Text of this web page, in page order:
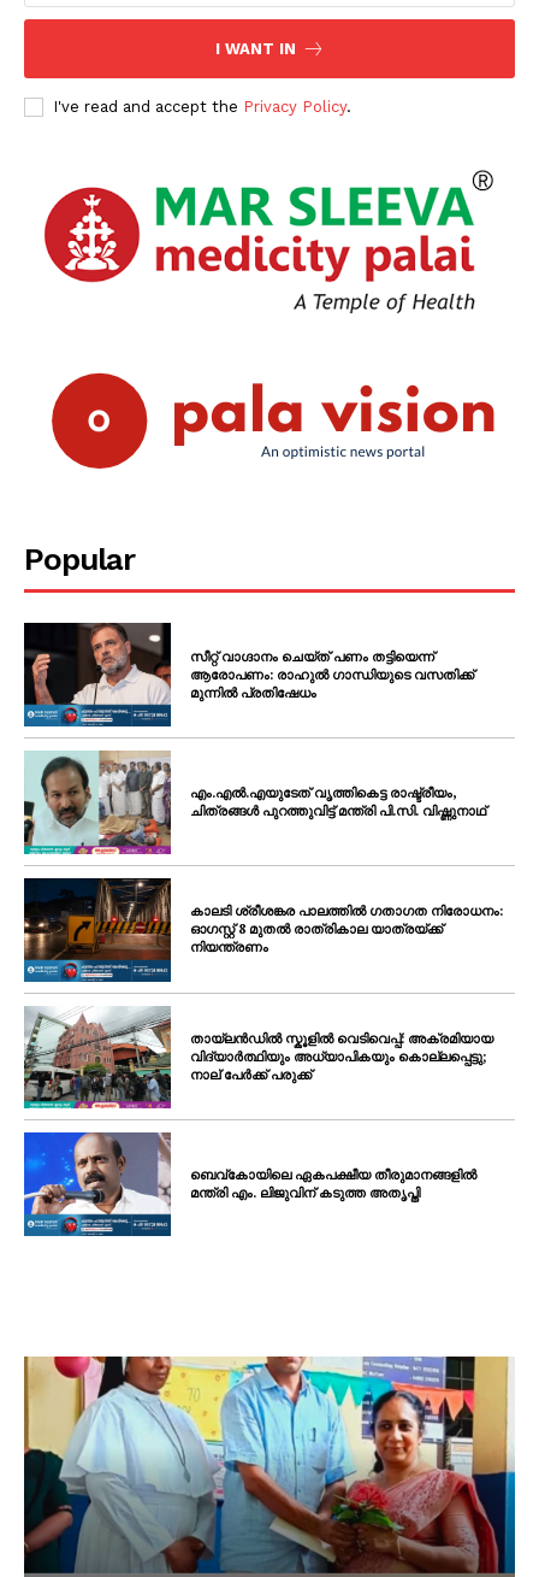
SUBSCRIBE NOW
About
Contact us
Subscription Plans
I WANT IN
I've read and accept the Privacy Policy.
Popular
സീറ്റ് വാഗ്ദാനം ചെയ്ത് പണം തട്ടിയെന്ന്
ആരോപണം: രാഹുൽ ഗാന്ധിയുടെ വസതിക്ക്
മുന്നിൽ പ്രതിഷേധം
എം.എൽ.എയുടേത് വൃത്തികെട്ട രാഷ്ട്രീയം,
ചിത്രങ്ങൾ പുറത്തുവിട്ട് മന്ത്രി പി.സി. വിഷ്ണുനാഥ്
കാലടി ശ്രീശങ്കര പാലത്തിൽ ഗതാഗത നിരോധനം:
ഓഗസ്റ്റ് 8 മുതൽ രാത്രികാല യാത്രയ്ക്ക്
നിയന്ത്രണം
തായ്ലൻഡിൽ സ്കൂളിൽ വെടിവെപ്പ്: അക്രമിയായ
വിദ്യാർത്ഥിയും അധ്യാപികയും കൊല്ലപ്പെട്ടു;
നാല് പേർക്ക് പരുക്ക്
ബെവ്കോയിലെ ഏകപക്ഷീയ തീരുമാനങ്ങളിൽ
മന്ത്രി എം. ലിജുവിന് കടുത്ത അതൃപ്തി